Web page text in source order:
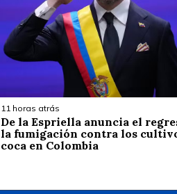
11 horas atrás
De la Espriella anuncia el
la fumigación contra los
coca en Colombia